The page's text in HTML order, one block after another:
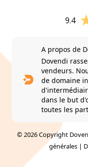
9.4
A propos de
Dovendi
vendeurs.
de domaine
dans le but
toutes les
© 2026 Copyright
générales |